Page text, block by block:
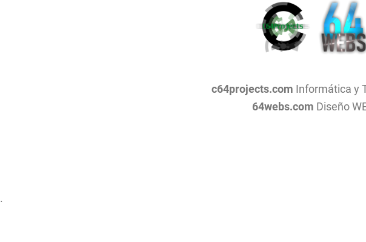
c64projects.com Informática y
64webs.com Diseño